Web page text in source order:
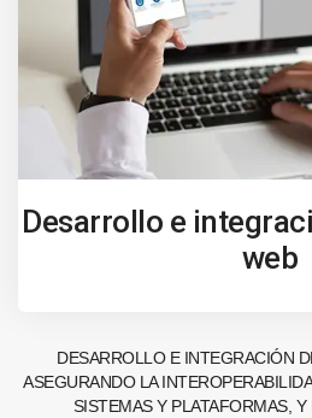
Desarrollo e
web
DESARROLLO E INTEGRACIÓN
ASEGURANDO LA
SISTEMAS Y PLATAFORMAS,